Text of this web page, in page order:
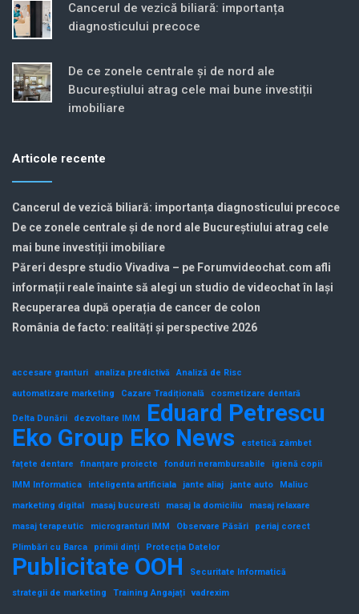
Cancerul de vezică biliară: importanța
diagnosticului precoce
De ce zonele centrale și de nord ale
Bucureștiului atrag cele mai bune investiții
imobiliare
Articole recente
Cancerul de vezică biliară: importanța diagnosticului precoce
De ce zonele centrale și de nord ale Bucureștiului atrag cele
mai bune investiții imobiliare
Păreri despre studio Vivadiva – pe Forumvideochat.com afli
informații reale înainte să alegi un studio de videochat în Iași
Recuperarea după operația de cancer de colon
România de facto: realități și perspective 2026
accesare granturi analiza predictivă
Analiză de Risc
automatizare marketing
Cazare Tradițională cosmetizare dentară
Delta Dunării dezvoltare IMM
Eduard Petrescu
Eko Group Eko News
estetică zâmbet
fațete dentare
finanțare proiecte fonduri nerambursabile
igienă copii
IMM Informatica
inteligenta artificiala jante aliaj jante auto
Maliuc
marketing digital
masaj bucuresti masaj la domiciliu
masaj relaxare
masaj terapeutic
microgranturi IMM Observare Păsări
periaj corect
Plimbări cu Barca
primii dinți Protecția Datelor
Publicitate OOH
Securitate Informatică
strategii de marketing
Training Angajați vadrexim